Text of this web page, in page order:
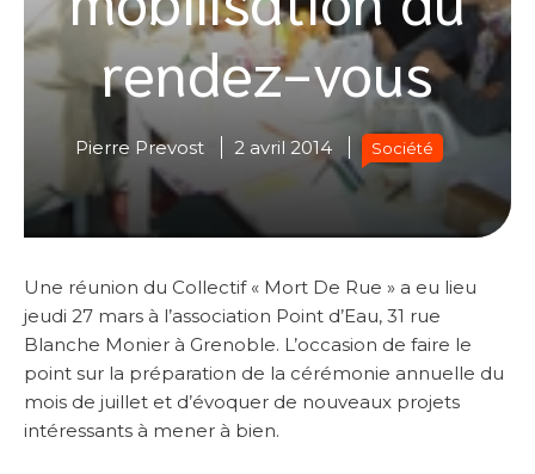
rendez-vous
Pierre Prevost 2 avril 2014 Société
Une réunion du Collectif « Mort De Rue » a eu lieu
jeudi 27 mars à l’association Point d’Eau, 31 rue
Blanche Monier à Grenoble. L’occasion de faire le
point sur la préparation de la cérémonie annuelle du
mois de juillet et d’évoquer de nouveaux projets
intéressants à mener à bien.